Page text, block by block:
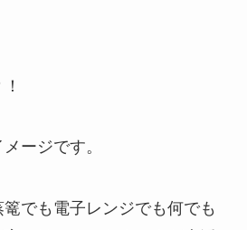
ージです。
でも電子レンジでも何でも